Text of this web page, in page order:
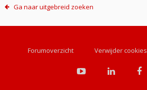
Ga naar uitgebreid zoeken
Forumoverzicht Verwijder cookies